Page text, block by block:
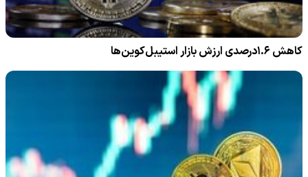
کاهش ۱.۶درصدی ارزش بازار استیبل‌کوین‌ها